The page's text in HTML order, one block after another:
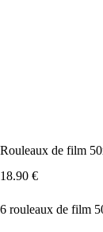
Rouleaux de film
18.90 €
6 rouleaux de film